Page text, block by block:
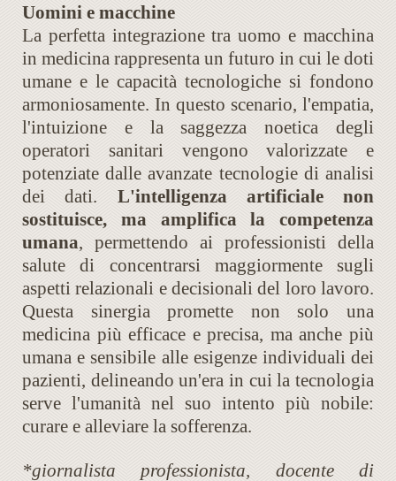
Uomini e macchine
La perfetta integrazione tra uomo e macchina
in medicina rappresenta un futuro in cui le doti
umane e le capacità tecnologiche si fondono
armoniosamente. In questo scenario, l'empatia,
l'intuizione e la saggezza noetica degli
operatori sanitari vengono valorizzate e
potenziate dalle avanzate tecnologie di analisi
dei dati. L'intelligenza artificiale non
sostituisce, ma amplifica la competenza
umana, permettendo ai professionisti della
salute di concentrarsi maggiormente sugli
aspetti relazionali e decisionali del loro lavoro.
Questa sinergia promette non solo una
medicina più efficace e precisa, ma anche più
umana e sensibile alle esigenze individuali dei
pazienti, delineando un'era in cui la tecnologia
serve l'umanità nel suo intento più nobile:
curare e alleviare la sofferenza.
*giornalista professionista, docente di